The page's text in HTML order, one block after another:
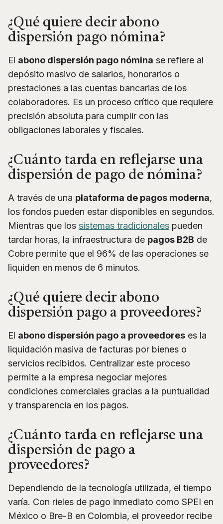
¿Qué quiere decir abono
dispersión pago nómina?
El abono dispersión pago nómina se refiere al
depósito masivo de salarios, honorarios o
prestaciones a las cuentas bancarias de los
colaboradores. Es un proceso crítico que requiere
precisión absoluta para cumplir con las
obligaciones laborales y fiscales.
¿Cuánto tarda en reflejarse una
dispersión de pago de nómina?
A través de una plataforma de pagos moderna,
los fondos pueden estar disponibles en segundos.
Mientras que los sistemas tradicionales pueden
tardar horas, la infraestructura de pagos B2B de
Cobre permite que el 96% de las operaciones se
liquiden en menos de 6 minutos.
¿Qué quiere decir abono
dispersión pago a proveedores?
El abono dispersión pago a proveedores es la
liquidación masiva de facturas por bienes o
servicios recibidos. Centralizar este proceso
permite a la empresa negociar mejores
condiciones comerciales gracias a la puntualidad
y transparencia en los pagos.
¿Cuánto tarda en reflejarse una
dispersión de pago a
proveedores?
Dependiendo de la tecnología utilizada, el tiempo
varía. Con rieles de pago inmediato como SPEI en
México o Bre-B en Colombia, el proveedor recibe